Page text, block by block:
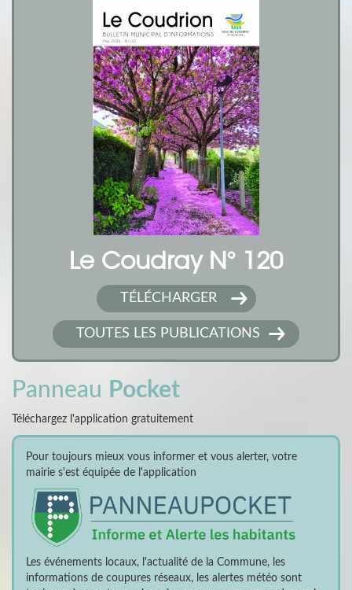
Le Coudray N° 120
TÉLÉCHARGER
TOUTES LES PUBLICATIONS
Panneau Pocket
Téléchargez l'application gratuitement
Pour toujours mieux vous informer et vous alerter, votre
mairie s'est équipée de l'application
Les événements locaux, l'actualité de la Commune, les
informations de coupures réseaux, les alertes météo sont